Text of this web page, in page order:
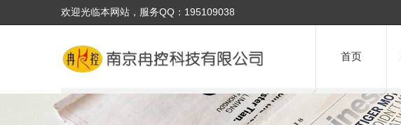
欢迎光临本网站，服务QQ：195109038
首页